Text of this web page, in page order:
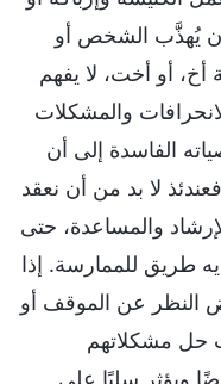
أن يُهذَّب الشخص أو
أخ، أو أخت، لا يفهم
والمشكلات
الفاسدة إلى أن
لا بد من أن نعقد
والمساعدة، حتى
طريق للممارسة. إذا
النظر عن الموقف أو
حل مشكلاتهم
ويؤثر سلبًا على